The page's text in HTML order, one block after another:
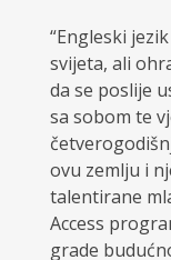
“Engleski
svijeta, ali
da se poslije
sa sobom te
ovu zemlju i
talentirane
Access
grade